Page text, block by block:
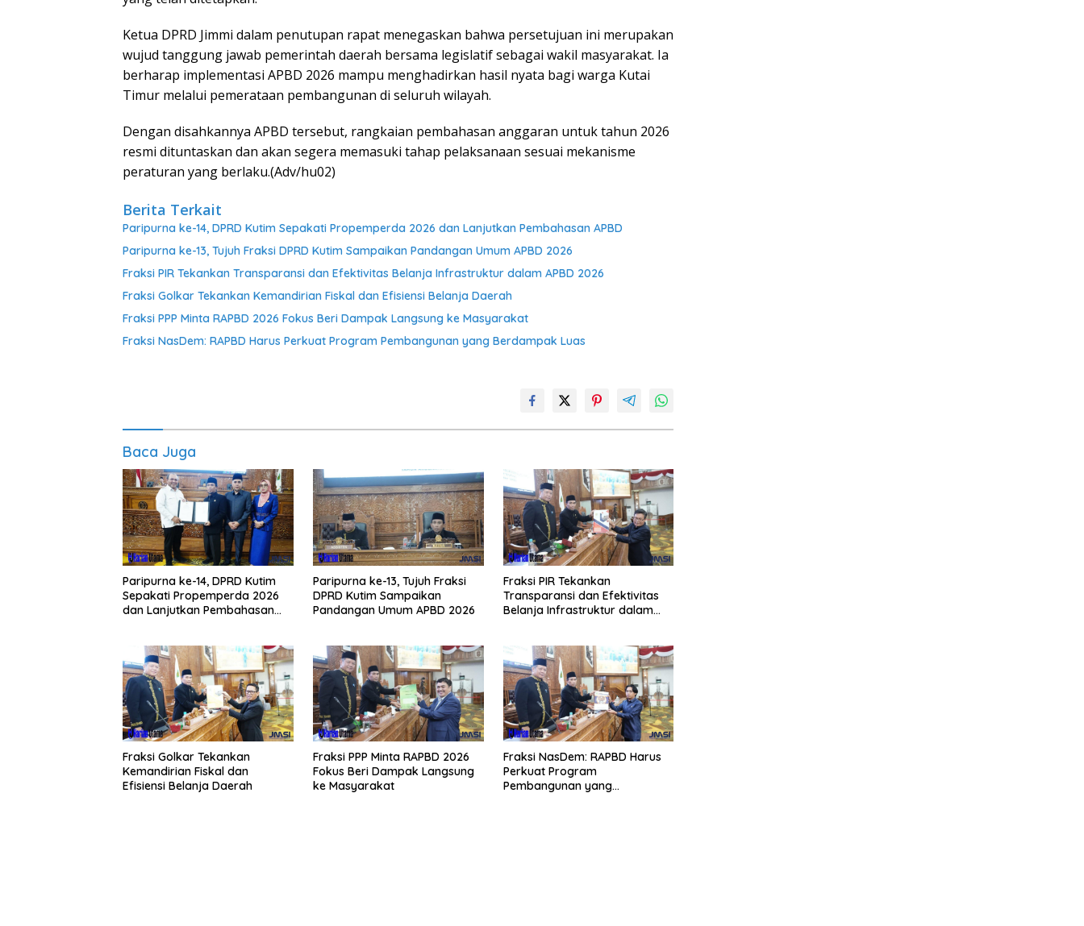
Ketua DPRD Jimmi dalam penutupan rapat menegaskan bahwa persetujuan ini merupakan
wujud tanggung jawab pemerintah daerah bersama legislatif sebagai wakil masyarakat. Ia
berharap implementasi APBD 2026 mampu menghadirkan hasil nyata bagi warga Kutai
Timur melalui pemerataan pembangunan di seluruh wilayah.
Dengan disahkannya APBD tersebut, rangkaian pembahasan anggaran untuk tahun 2026
resmi dituntaskan dan akan segera memasuki tahap pelaksanaan sesuai mekanisme
peraturan yang berlaku.(Adv/hu02)
Berita Terkait
Paripurna ke-14, DPRD Kutim Sepakati Propemperda 2026 dan Lanjutkan Pembahasan APBD
Paripurna ke-13, Tujuh Fraksi DPRD Kutim Sampaikan Pandangan Umum APBD 2026
Fraksi PIR Tekankan Transparansi dan Efektivitas Belanja Infrastruktur dalam APBD 2026
Fraksi Golkar Tekankan Kemandirian Fiskal dan Efisiensi Belanja Daerah
Fraksi PPP Minta RAPBD 2026 Fokus Beri Dampak Langsung ke Masyarakat
Fraksi NasDem: RAPBD Harus Perkuat Program Pembangunan yang Berdampak Luas
Baca Juga
Paripurna ke-14, DPRD Kutim
Sepakati Propemperda 2026
dan Lanjutkan Pembahasan
Paripurna ke-13, Tujuh Fraksi
DPRD Kutim Sampaikan
Pandangan Umum APBD 2026
Fraksi PIR Tekankan
Transparansi dan Efektivitas
Belanja Infrastruktur dalam
Fraksi Golkar Tekankan
Kemandirian Fiskal dan
Efisiensi Belanja Daerah
Fraksi PPP Minta RAPBD 2026
Fokus Beri Dampak Langsung
ke Masyarakat
Fraksi NasDem: RAPBD Harus
Perkuat Program
Pembangunan yang